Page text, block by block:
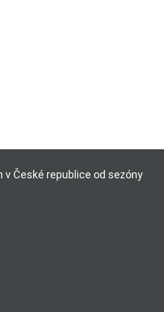
České republice od sezóny